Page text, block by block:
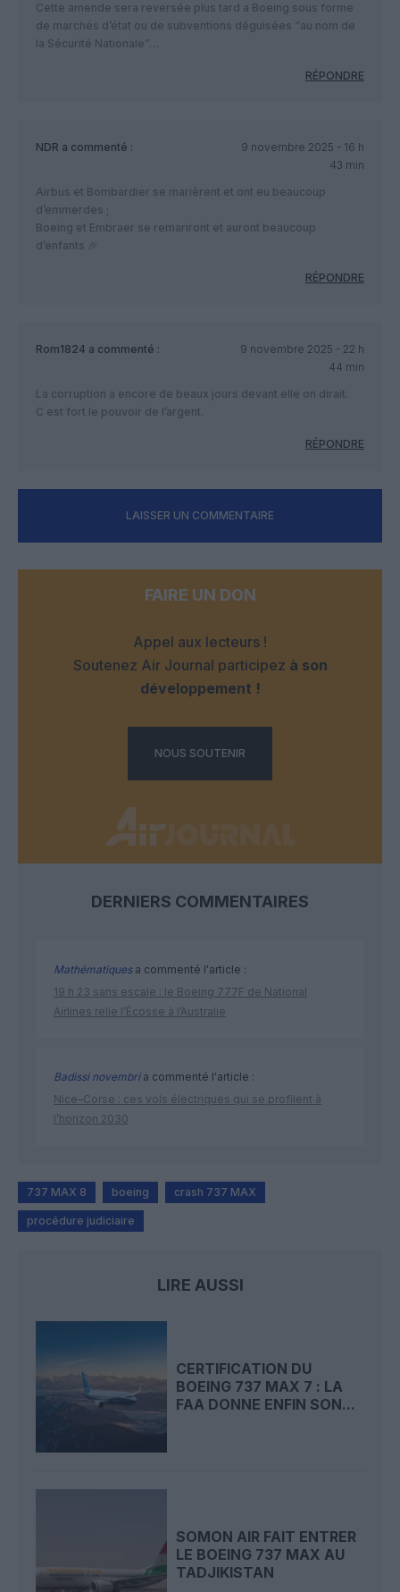
Cette amende sera reversée plus tard a Boeing sous forme
de marchés d’état ou de subventions déguisées “au nom de
la Sécurité Nationale”…
RÉPONDRE
NDR a commenté :
9 novembre 2025 - 16 h
43 min
Airbus et Bombardier se marièrent et ont eu beaucoup
d’emmerdes ;
Boeing et Embraer se remariront et auront beaucoup
d’enfants 🎉
RÉPONDRE
Rom1824 a commenté :
9 novembre 2025 - 22 h
44 min
La corruption a encore de beaux jours devant elle on dirait.
C est fort le pouvoir de l’argent.
RÉPONDRE
LAISSER UN COMMENTAIRE
FAIRE UN DON
Appel aux lecteurs !
Soutenez Air Journal participez à son
développement !
NOUS SOUTENIR
DERNIERS COMMENTAIRES
Mathématiquesa commenté l'article :
19 h 23 sans escale : le Boeing 777F de National
Airlines relie l’Écosse à l’Australie
Badissi novembria commenté l'article :
Nice–Corse : ces vols électriques qui se profilent à
l’horizon 2030
737 MAX 8 boeing crash 737 MAX
procédure judiciaire
LIRE AUSSI
CERTIFICATION DU
BOEING 737 MAX 7 : LA
FAA DONNE ENFIN SON...
SOMON AIR FAIT ENTRER
LE BOEING 737 MAX AU
TADJIKISTAN